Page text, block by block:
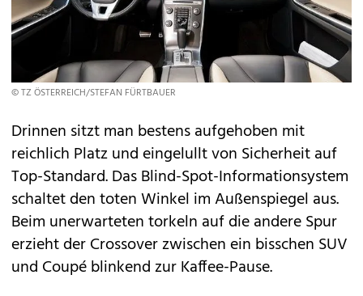
© TZ ÖSTERREICH/STEFAN FÜRTBAUER
Drinnen sitzt man bestens aufgehoben mit
reichlich Platz und eingelullt von Sicherheit auf
Top-Standard. Das Blind-Spot-Informationsystem
schaltet den toten Winkel im Außenspiegel aus.
Beim unerwarteten torkeln auf die andere Spur
erzieht der Crossover zwischen ein bisschen SUV
und Coupé blinkend zur Kaffee-Pause.